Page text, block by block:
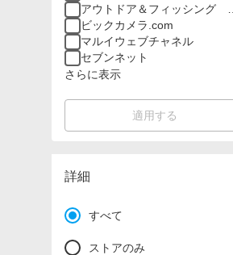
プ
アウトドア＆フィッシング ナ
チュラム
ビックカメラ.com
マルイウェブチャネル
セブンネット
さらに表示
適用する
詳細
すべて
ストアのみ